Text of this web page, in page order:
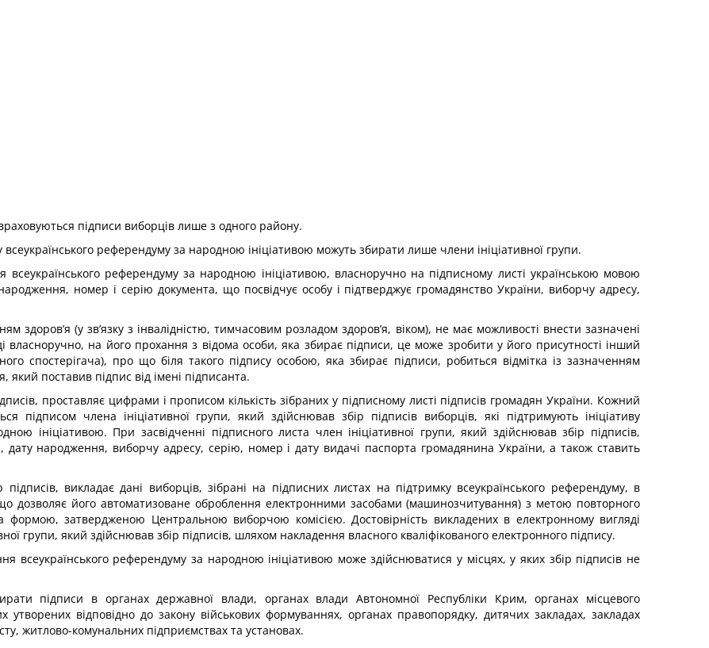
підписи виборців лише з одного району.
референдуму за народною ініціативою можуть збирати лише члени ініціативної групи.
всеукраїнського референдуму за народною ініціативою, власноручно на підписному листі українською мовою
номер і серію документа, що посвідчує особу і підтверджує громадянство України, виборчу адресу,
(у зв’язку з інвалідністю, тимчасовим розладом здоров’я, віком), не має можливості внести зазначені
власноручно, на його прохання з відома особи, яка збирає підписи, це може зробити у його присутності інший
спостерігача), про що біля такого підпису особою, яка збирає підписи, робиться відмітка із зазначенням
поставив підпис від імені підписанта.
проставляє цифрами і прописом кількість зібраних у підписному листі підписів громадян України. Кожний
підписом члена ініціативної групи, який здійснював збір підписів виборців, які підтримують ініціативу
ініціативою. При засвідченні підписного листа член ініціативної групи, який здійснював збір підписів,
дату народження, виборчу адресу, серію, номер і дату видачі паспорта громадянина України, а також ставить
викладає дані виборців, зібрані на підписних листах на підтримку всеукраїнського референдуму, в
дозволяє його автоматизоване оброблення електронними засобами (машинозчитування) з метою повторного
формою, затвердженою Центральною виборчою комісією. Достовірність викладених в електронному вигляді
групи, який здійснював збір підписів, шляхом накладення власного кваліфікованого електронного підпису.
всеукраїнського референдуму за народною ініціативою може здійснюватися у місцях, у яких збір підписів не
підписи в органах державної влади, органах влади Автономної Республіки Крим, органах місцевого
відповідно до закону військових формуваннях, органах правопорядку, дитячих закладах, закладах
житлово-комунальних підприємствах та установах.